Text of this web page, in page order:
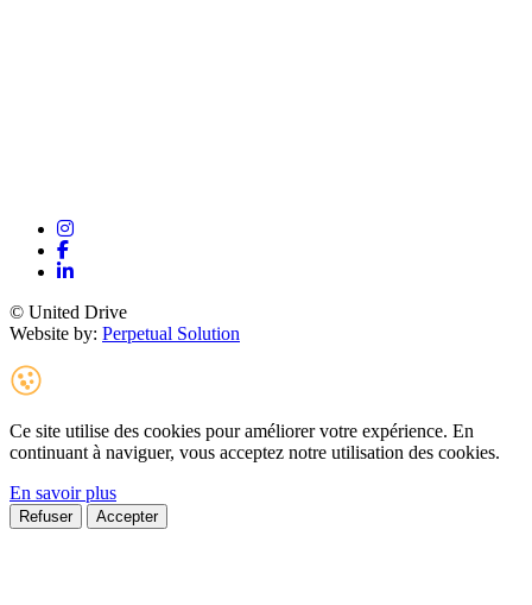
© United Drive
Website by: Perpetual Solution
Ce site utilise des cookies pour améliorer votre expérience. En
continuant à naviguer, vous acceptez notre utilisation des cookies.
En savoir plus
Refuser Accepter